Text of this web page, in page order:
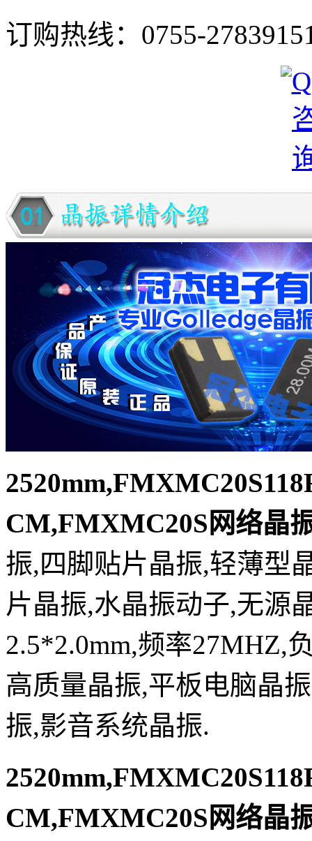
订购热线： 0755-
CM,FMXMC20S网络晶
振,四脚贴片晶振,轻薄型
片晶振,水晶振动子,无源
2.5*2.0mm,频率27MHZ,
高质量晶振,平板电脑晶
振,影音系统晶振.
CM,FMXMC20S网络晶